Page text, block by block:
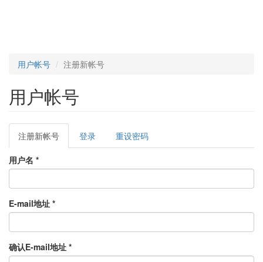
用户帐号 注册新帐号
用户帐号
Primary
tabs
注册新帐号 (active
tab)
登录 重设密码
用户名 *
E-mail地址 *
确认E-mail地址 *